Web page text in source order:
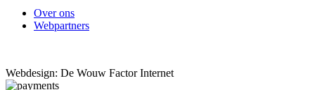
Over ons
Webpartners
Webdesign: De Wouw Factor Internet